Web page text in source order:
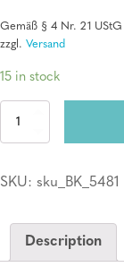
Gemäß § 4 Nr. 21
zzgl. Versand
15 in stock
Ticket:
quantity
SKU: sku_BK_5481
Description